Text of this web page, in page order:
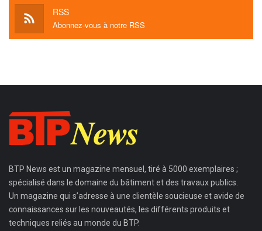
RSS
Abonnez-vous à notre RSS
BTP News est un magazine mensuel, tiré à 5000 exemplaires ;
spécialisé dans le domaine du bâtiment et des travaux publics.
Un magazine qui s’adresse à une clientèle soucieuse et avide de
connaissances sur les nouveautés, les différents produits et
techniques reliés au monde du BTP.